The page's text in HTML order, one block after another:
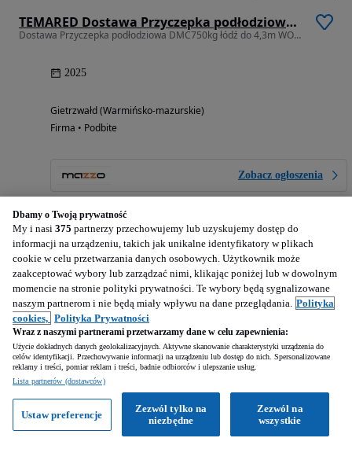
TEMARED Dostawa Przyczepka podłodziowa DMC750kg łódź do 4,3m WODOODPORNE ŁOŻYSKA MOCNA
Dostawa Przyczepka podłodziowa DMC750kg łódź do 4,3m WODOODPORNE ŁOŻYS
2025
Gietrzwałd (Warmińsko-mazurskie)
Firma • Podbite
Zobacz ogłoszenia
Dbamy o Twoją prywatność
My i nasi 375 partnerzy przechowujemy lub uzyskujemy dostęp do
informacji na urządzeniu, takich jak unikalne identyfikatory w plikach
cookie w celu przetwarzania danych osobowych. Użytkownik może
zaakceptować wybory lub zarządzać nimi, klikając poniżej lub w dowolnym
momencie na stronie polityki prywatności. Te wybory będą sygnalizowane
naszym partnerom i nie będą miały wpływu na dane przeglądania. Polityka
cookies, Polityka Prywatności
Wraz z naszymi partnerami przetwarzamy dane w celu zapewnienia:
Użycie dokładnych danych geolokalizacyjnych. Aktywne skanowanie charakterystyki urządzenia do
celów identyfikacji. Przechowywanie informacji na urządzeniu lub dostęp do nich. Spersonalizowane
reklamy i treści, pomiar reklam i treści, badnie odbiorców i ulepszanie usług.
Lista partnerów (dostawców)
Zezwól na
wszystkie
Zezwól tylko na
niezbędne
Ustaw preferencje